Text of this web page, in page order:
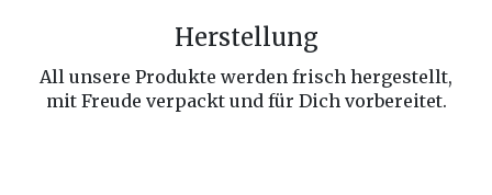
Herstellung
All unsere Produkte werden frisch hergestellt,
mit Freude verpackt und für Dich vorbereitet.